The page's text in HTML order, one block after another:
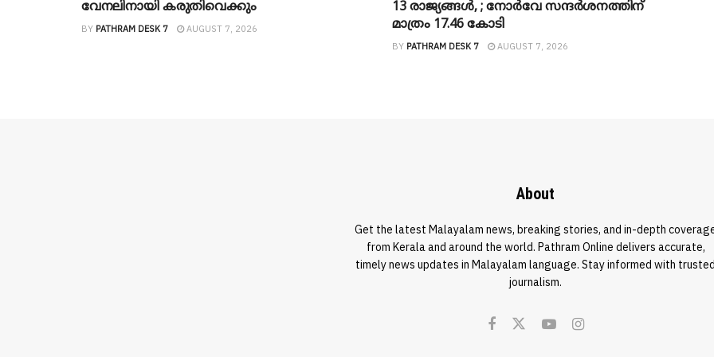
വേനലിനായി കരുതിവെക്കും
BY PATHRAM DESK 7 AUGUST 7, 2026
13 രാജ്യങ്ങൾ, ; നോർവേ സന്ദർശനത്തിന്
മാത്രം 17.46 കോടി
BY PATHRAM DESK 7 AUGUST 7, 2026
About
Get the latest Malayalam news, breaking stories, and in-depth
from Kerala and around the world. Pathram Online delivers accurate,
timely news updates in Malayalam language. Stay informed with
journalism.